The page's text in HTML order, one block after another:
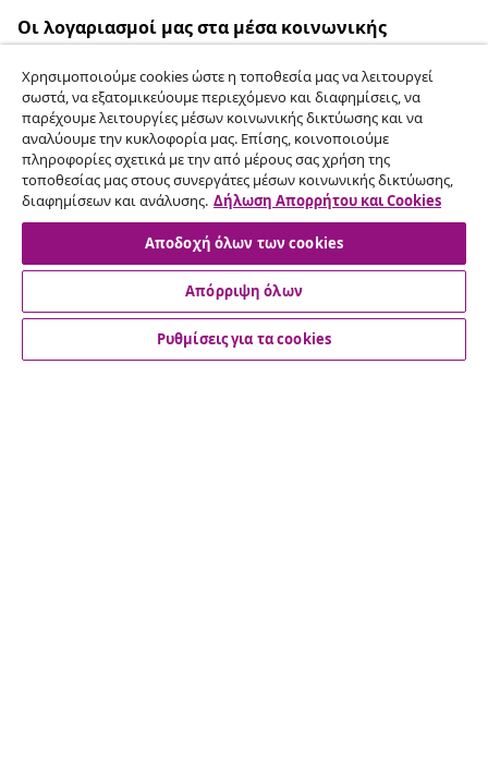
Οι λογαριασμοί μας στα μέσα κοινωνικής
Υπαναχώρηση από τη σύμβαση
Υποβάλετε αίτημα υπαναχώρησης για την
παραγγελία σας.
Υπαναχώρηση από τη σύμβαση
Εξυπηρέτηση πελατών
Χρησιμοποιούμε cookies ώστε η τοποθεσία μας να λειτουργεί
σωστά, να εξατομικεύουμε περιεχόμενο και διαφημίσεις, να
παρέχουμε λειτουργίες μέσων κοινωνικής δικτύωσης και να
αναλύουμε την κυκλοφορία μας. Επίσης, κοινοποιούμε
πληροφορίες σχετικά με την από μέρους σας χρήση της
τοποθεσίας μας στους συνεργάτες μέσων κοινωνικής δικτύωσης,
διαφημίσεων και ανάλυσης. Δήλωση Απορρήτου και Cookies
Αποδοχή όλων των cookies
Απόρριψη όλων
Ρυθμίσεις για τα cookies